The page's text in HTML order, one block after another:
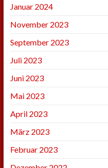
Januar 2024
November 2023
September 2023
Juli 2023
Juni 2023
Mai 2023
April 2023
März 2023
Februar 2023